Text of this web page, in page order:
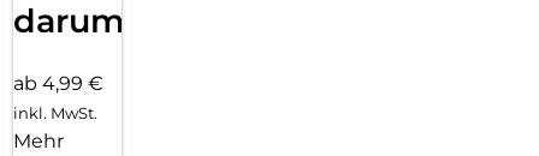
darum!
ab 4,99 €
inkl. MwSt.
Mehr